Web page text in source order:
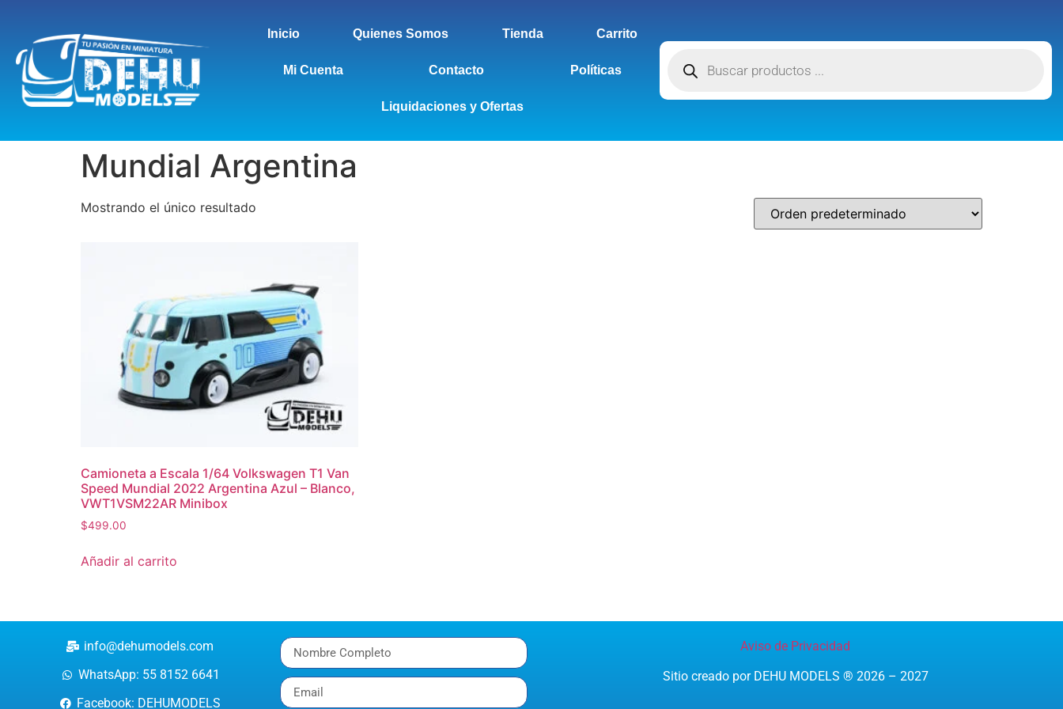
Inicio Quienes Somos Tienda Carrito
Mi Cuenta Contacto Políticas
Liquidaciones y Ofertas
Mundial Argentina
Mostrando el único resultado
Camioneta a Escala 1/64 Volkswagen T1 Van
Speed Mundial 2022 Argentina Azul – Blanco,
VWT1VSM22AR Minibox
$499.00
Añadir al carrito
info@dehumodels.com
WhatsApp: 55 8152 6641
Facebook: DEHUMODELS
Aviso de Privacidad
Sitio creado por DEHU MODELS ® 2026 – 2027